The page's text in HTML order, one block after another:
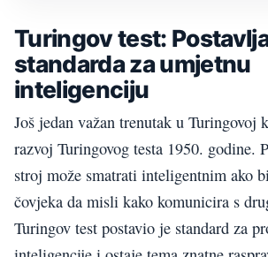
Turingov test:
standarda za umjetnu
inteligenciju
Još jedan važan trenutak u Turingovoj
razvoj Turingovog testa 1950. godine.
stroj može smatrati inteligentnim ako
čovjeka da misli kako komunicira s
Turingov test postavio je standard za